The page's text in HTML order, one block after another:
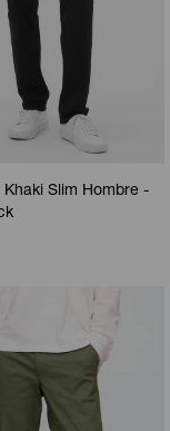
Khaki Slim Hombre -